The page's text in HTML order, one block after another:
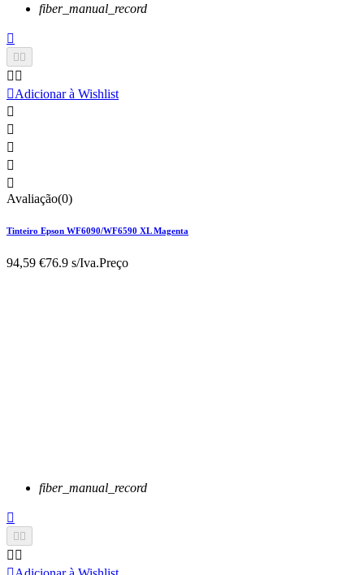
fiber_manual_record


 
Adicionar à Wishlist





Avaliação(0)
Tinteiro Epson WF6090/WF6590 XL Magenta
94,59 €76.9 s/Iva.Preço
fiber_manual_record

 
 